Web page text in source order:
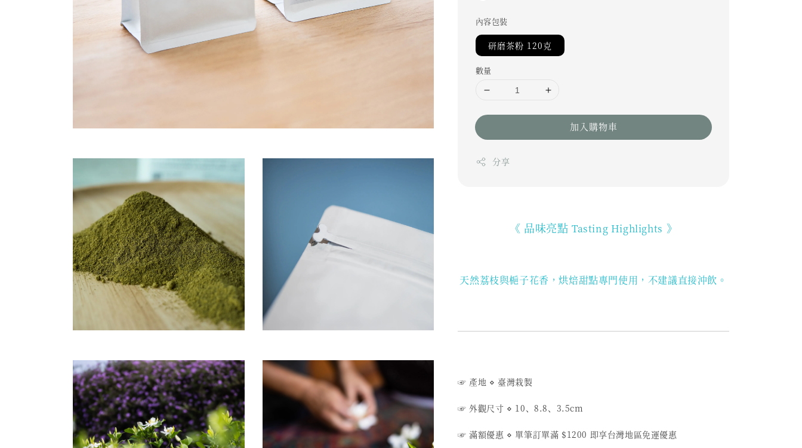
內容包裝
研磨茶粉 120克
數量
加入購物車
分享
《 品味亮點Tasting Highlights 》
天然荔枝與梔子花香，烘焙甜點專門使用，不建議直接沖飲。
☞ 產地 ⋄ 臺灣栽製
☞ 外觀尺寸 ⋄ 10、8.8、3.5cm
☞ 滿額優惠 ⋄ 單筆訂單滿 $1200 即享台灣地區免運優惠